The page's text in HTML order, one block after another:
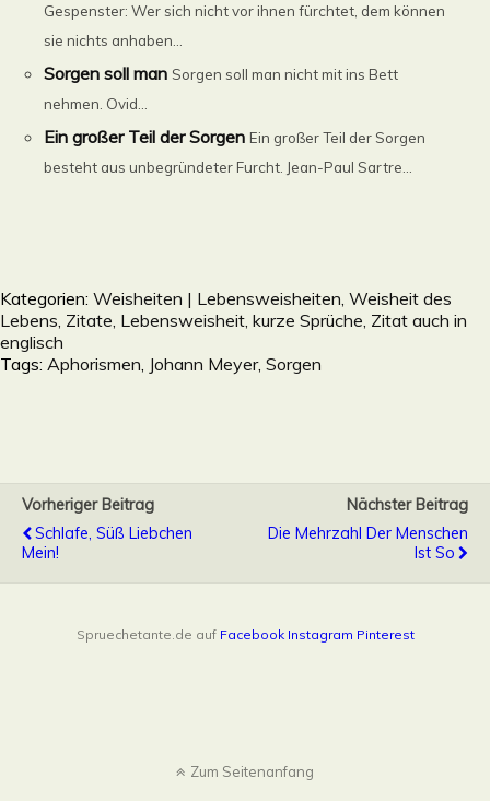
Gespenster: Wer sich nicht vor ihnen fürchtet, dem können
sie nichts anhaben...
Sorgen soll man Sorgen soll man nicht mit ins Bett
nehmen. Ovid...
Ein großer Teil der Sorgen Ein großer Teil der Sorgen
besteht aus unbegründeter Furcht. Jean-Paul Sartre...
Kategorien: Weisheiten | Lebensweisheiten, Weisheit des
Lebens, Zitate, Lebensweisheit, kurze Sprüche, Zitat auch in
englisch
Tags: Aphorismen Johann Meyer, Sorgen
Vorheriger Beitrag
Schlafe, Süß Liebchen
Mein!
Nächster Beitrag
Die Mehrzahl Der Menschen
Ist So
Spruechetante.de auf Facebook Instagram Pinterest
Zum Seitenanfang